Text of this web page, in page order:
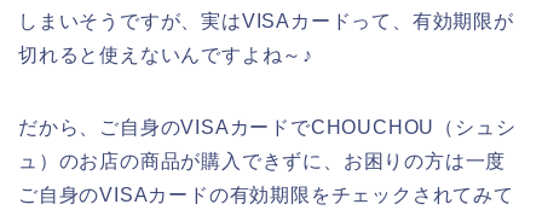
しまいそうですが、実はVISAカードって、有効期限が
切れると使えないんですよね～♪
だから、ご自身のVISAカードでCHOUCHOU（シュシ
ュ）のお店の商品が購入できずに、お困りの方は一度
ご自身のVISAカードの有効期限をチェックされてみて